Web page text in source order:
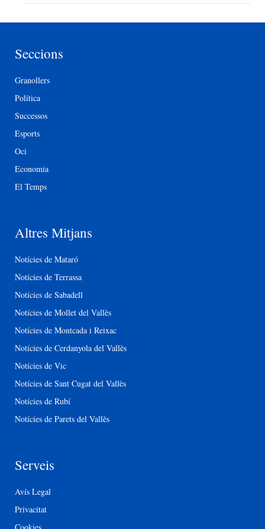
Seccions
Granollers
Política
Successos
Esports
Oci
Economia
El Temps
Altres Mitjans
Notícies de Mataró
Notícies de Terrassa
Notícies de Sabadell
Notícies de Mollet del Vallès
Notícies de Montcada i Reixac
Notícies de Cerdanyola del Vallès
Notícies de Vic
Notícies de Sant Cugat del Vallès
Notícies de Rubí
Notícies de Parets del Vallès
Serveis
Avís Legal
Privacitat